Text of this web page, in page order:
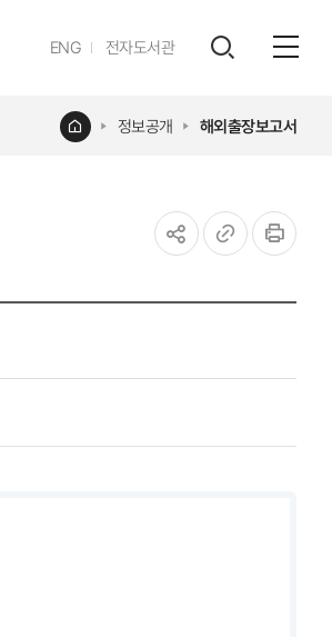
ENG영문전자도서관
레이어
홈 정보공개 해외출장보고서